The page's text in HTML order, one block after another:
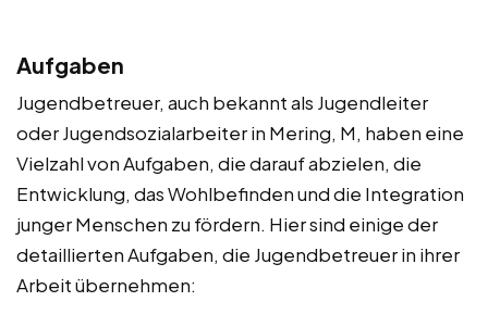
Aufgaben
Jugendbetreuer, auch bekannt als Jugendleiter
oder Jugendsozialarbeiter in Mering, M, haben eine
Vielzahl von Aufgaben, die darauf abzielen, die
Entwicklung, das Wohlbefinden und die Integration
junger Menschen zu fördern. Hier sind einige der
detaillierten Aufgaben, die Jugendbetreuer in ihrer
Arbeit übernehmen: